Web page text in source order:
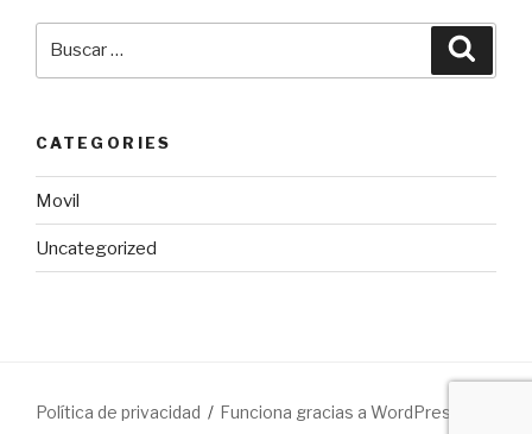
CATEGORIES
Movil
Uncategorized
Política de privacidad Funciona gracias a WordPress